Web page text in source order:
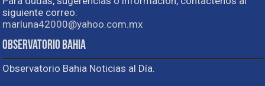
siguiente correo:
marluna42000@yahoo.com.mx
Observatorio Bahia
Observatorio Bahia Noticias al Día.